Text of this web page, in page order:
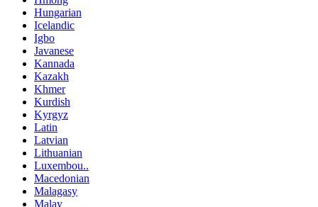
Hungarian
Icelandic
Igbo
Javanese
Kannada
Kazakh
Khmer
Kurdish
Kyrgyz
Latin
Latvian
Lithuanian
Luxembou..
Macedonian
Malagasy
Malay